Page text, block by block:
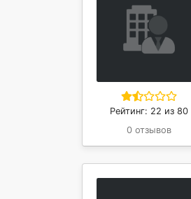
Рейтинг: 22 из 80
0 отзывов